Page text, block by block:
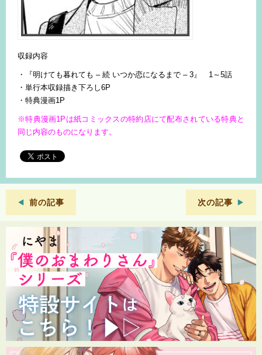
収録内容
・『明けても暮れても – 続 いつか恋になるまで – 3』 1～5話
・単行本収録描き下ろし6P
・特典漫画1P
※特典漫画1Pは紙コミックスの特約店にて配布されている特典と
同じ内容のものになります。
前の記事 次の記事